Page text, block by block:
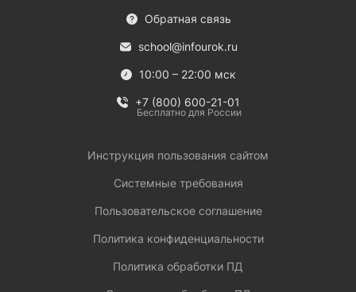
Обратная связь
school@infourok.ru
10:00 – 22:00 мск
+7 (800) 600-21-01
Бесплатно для России
Инструкция пользования сайтом
Системные требования
Пользовательское соглашение
Политика конфиденциальности
Политика обработки ПД